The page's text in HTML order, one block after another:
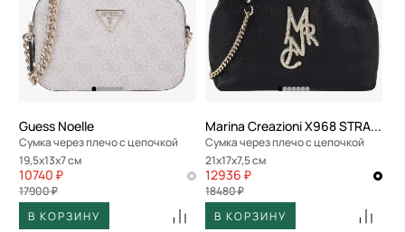
Guess Noelle
Сумка через плечо с цепочкой
19,5x13x7 см
10740 ₽
17900 ₽
В КОРЗИНУ
Marina Creazioni X968 STRASS
Сумка через плечо с цепочкой
21x17x7,5 см
12936 ₽
18480 ₽
В КОРЗИНУ